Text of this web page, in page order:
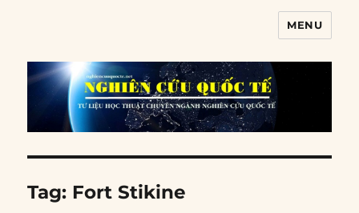
MENU
Tag: Fort Stikine